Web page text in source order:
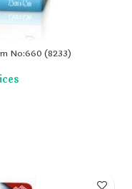
No:660 (8233)